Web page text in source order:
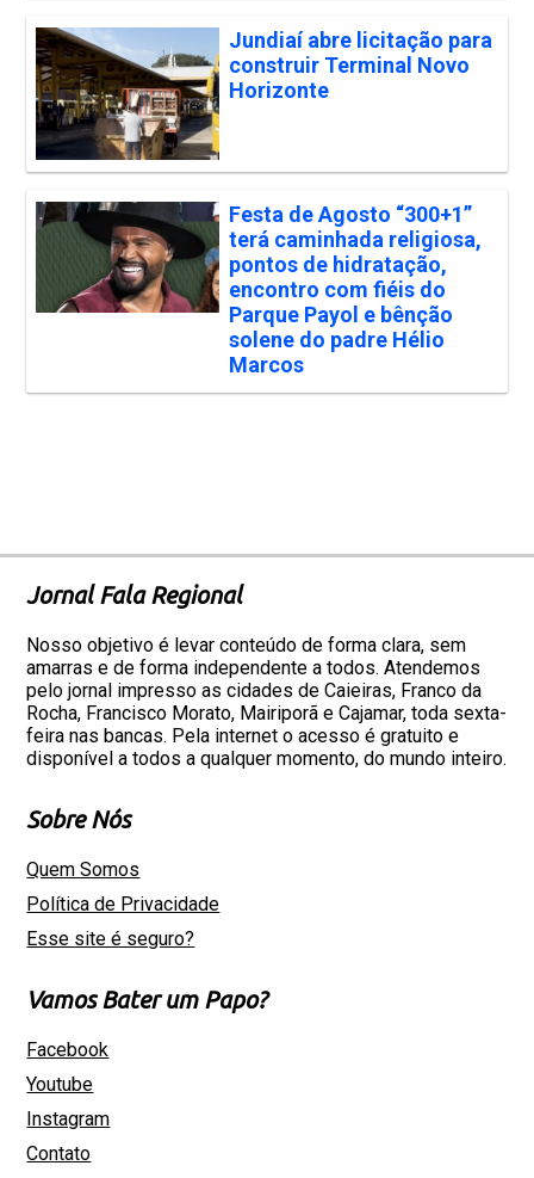
Jundiaí abre licitação para
construir Terminal Novo
Horizonte
Festa de Agosto “300+1”
terá caminhada religiosa,
pontos de hidratação,
encontro com fiéis do
Parque Payol e bênção
solene do padre Hélio
Marcos
Jornal Fala Regional
Nosso objetivo é levar conteúdo de forma clara, sem
amarras e de forma independente a todos. Atendemos
pelo jornal impresso as cidades de Caieiras, Franco da
Rocha, Francisco Morato, Mairiporã e Cajamar, toda sexta-
feira nas bancas. Pela internet o acesso é gratuito e
disponível a todos a qualquer momento, do mundo inteiro.
Sobre Nós
Quem Somos
Política de Privacidade
Esse site é seguro?
Vamos Bater um Papo?
Facebook
Youtube
Instagram
Contato